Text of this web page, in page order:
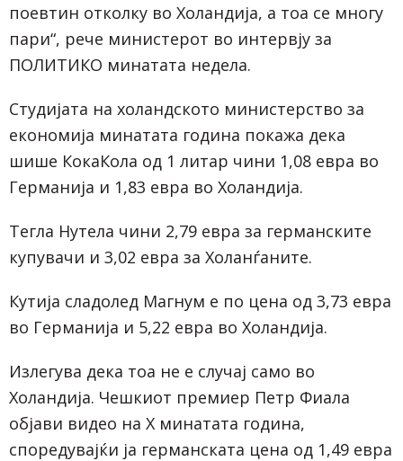
поевтин отколку во Холандија, а тоа се многу
пари“, рече министерот во интервју за
ПОЛИТИКО минатата недела.
Студијата на холандското министерство за
економија минатата година покажа дека
шише КокаКола од 1 литар чини 1,08 евра во
Германија и 1,83 евра во Холандија.
Тегла Нутела чини 2,79 евра за германските
купувачи и 3,02 евра за Холанѓаните.
Кутија сладолед Магнум е по цена од 3,73 евра
во Германија и 5,22 евра во Холандија.
Излегува дека тоа не е случај само во
Холандија. Чешкиот премиер Петр Фиала
објави видео на X минатата година,
споредувајќи ја германската цена од 1,49 евра